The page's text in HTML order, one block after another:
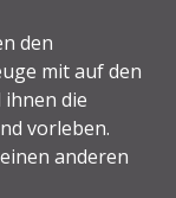
den
mit auf den
ihnen die
vorleben.
anderen